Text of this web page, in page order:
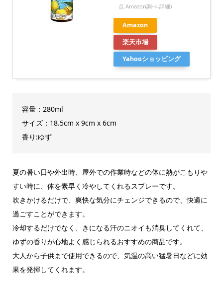
点 Amazon調べ-詳細)
Amazon
楽天市場
Yahooショッピング
容量：280ml
サイズ：‎18.5cm x 9cm x 6cm
香り:ゆず
夏の暑い日や外出時、屋外での作業時などの体に熱がこもりや
すい時に、体を素早く冷やしてくれるスプレーです。
吹きかけるだけで、爽快な気分にチェンジできるので、快適に
過ごすことができます。
冷却するだけでなく、きになる汗のニオイも消臭してくれて、
ゆずの香りが心地よく感じられるおすすめの商品です。
大人から子供まで使用できるので、気温の高い猛暑日などに効
果を発揮してくれます。